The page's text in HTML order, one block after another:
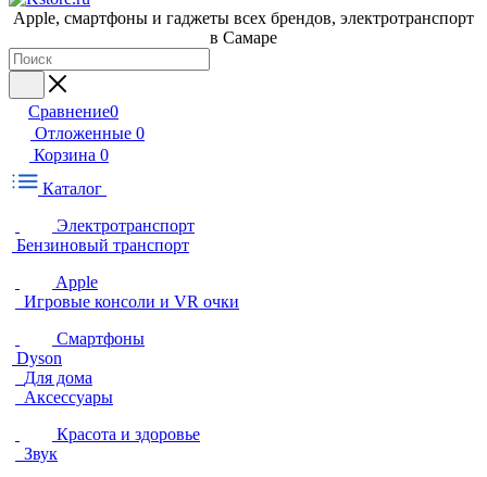
Apple, cмартфоны и гаджеты всех брендов, электротранспорт
в Самаре
Сравнение0
Отложенные 0
Корзина 0
Каталог
Электротранспорт
Бензиновый транспорт
Apple
Игровые консоли и VR очки
Смартфоны
Dyson
Для дома
Аксессуары
Красота и здоровье
Звук